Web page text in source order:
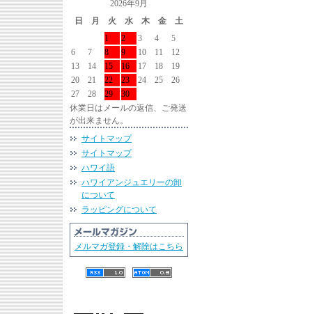
2026年9月
日
月 火 水 木 金
土
1
2 3 4
5
6
7 8 9 10 11
12
13
14 15 16 17 18
19
20
21 22 23 24 25
26
27
28 29
30
休業日はメールの返信、ご発送
が出来ません。
サイトマップ
サイトマップ
ハワイ語
ハワイアンジュエリーの卸
について
ラッピングについて
メルマガ登録・解除はこちら